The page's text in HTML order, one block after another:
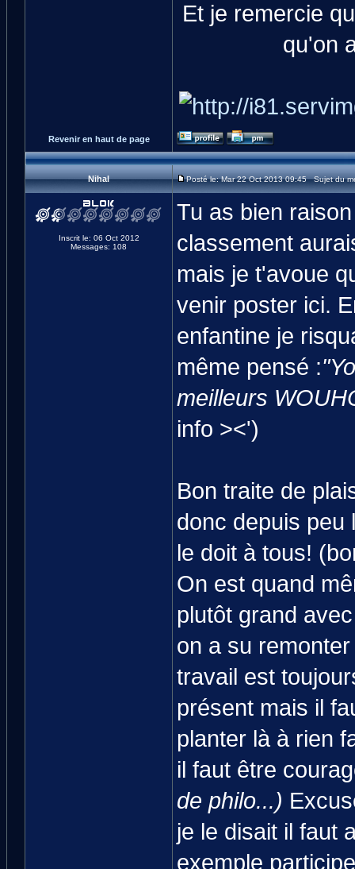
Et je remercie
qu'on
Revenir en haut de page
Nihal Posté le: Mar 22 Oct 2013 09:45 Sujet du
Inscrit le: 06 Oct 2012
Messages: 108
Tu as bien
classement
mais je t'avoue
venir poster ici.
enfantine je
même pensé :
meilleurs
info ><')
Bon traite de
donc depuis peu
le doit à tous!
On est quand
plutôt grand
on a su
travail est
présent mais il
planter là à rien
il faut être
de philo...)
je le disait il faut
exemple